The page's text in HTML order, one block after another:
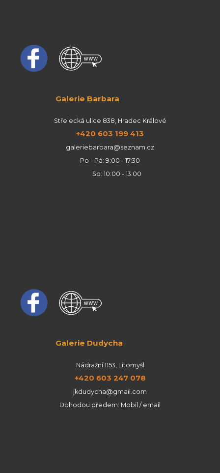
Galerie Barbara
Střelecká ulice 838, Hradec Králové
+420 603 199 413
galeriebarbara@seznam.cz
Po - Pá: 9:00 - 17:30
So: 10:00 - 13:00
Galerie Dudycha
Nádražní 1153, Litomyšl
+420 603 247 078
jkdudycha@gmail.com
Dohodou předem: Mobil / email